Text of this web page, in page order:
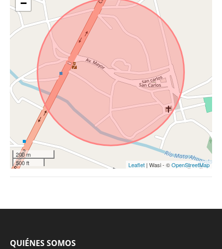
−
200 m
500 ft
Leaflet | Wasi - ©OpenStreetMap
QUIÉNES SOMOS